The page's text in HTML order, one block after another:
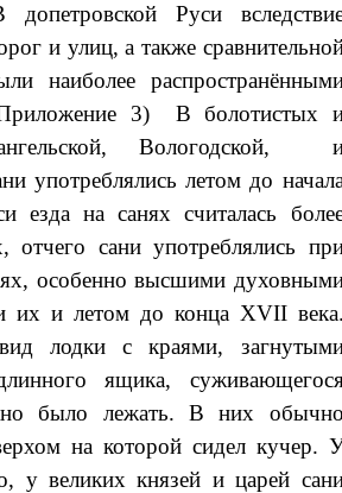
Руси
и улиц, а также
наиболее
3) В болотистых
Вологодской,
употреблялись летом до
на санях считалась
отчего сани употреблялись
особенно высшими
их и летом до конца XVII
лодки с краями,
ящика,
было лежать. В них
на которой сидел кучер.
у великих князей и царей